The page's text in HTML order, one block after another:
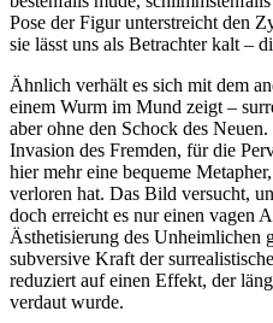
Pose der Figur unterstreicht den
sie lässt uns als Betrachter kalt –
Ähnlich verhält es sich mit dem
einem Wurm im Mund zeigt –
aber ohne den Schock des
Invasion des Fremden, für die
hier mehr eine bequeme
verloren hat. Das Bild versucht,
doch erreicht es nur einen vagen
Ästhetisierung des Unheimlichen
subversive Kraft der
reduziert auf einen Effekt, der
verdaut wurde.